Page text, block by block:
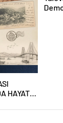
HAYAT